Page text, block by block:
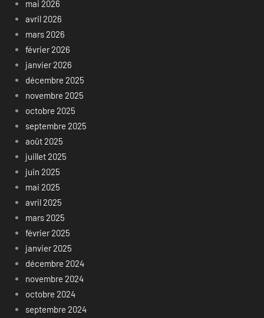
mai 2026
avril 2026
mars 2026
février 2026
janvier 2026
décembre 2025
novembre 2025
octobre 2025
septembre 2025
août 2025
juillet 2025
juin 2025
mai 2025
avril 2025
mars 2025
février 2025
janvier 2025
décembre 2024
novembre 2024
octobre 2024
septembre 2024